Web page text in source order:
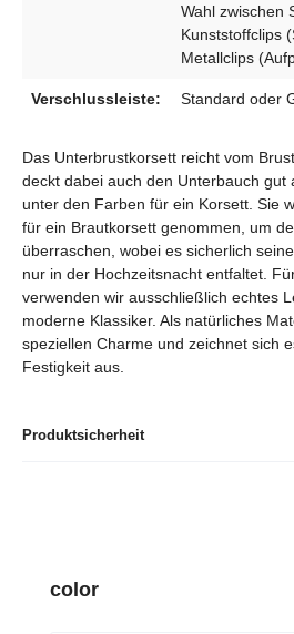
Produktsicherheit
Wahl zwischen
Kunststoffclips
Metallclips
Verschlussleiste: Standard oder
Das Unterbrustkorsett reicht vom
deckt dabei auch den Unterbauch gut
unter den Farben für ein Korsett. Sie
für ein Brautkorsett genommen, um
überraschen, wobei es sicherlich
nur in der Hochzeitsnacht entfaltet.
verwenden wir ausschließlich echtes
moderne Klassiker. Als natürliches
speziellen Charme und zeichnet sich
Festigkeit aus.
Produktgalerie überspringen
color